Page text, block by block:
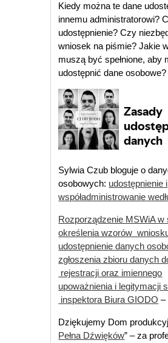
Kiedy można te dane
innemu administratorowi?
udostępnienie? Czy
wniosek na piśmie? Jakie
muszą być spełnione, aby
udostępnić dane osobowe?
Sylwia Czub bloguje o
osobowych: udostępnienie i
współadministrowanie
Rozporządzenie MSWiA w
określenia wzorów
udostępnienie danych
zgłoszenia zbioru danych
rejestracji oraz imiennego
upoważnienia i legitymacji
inspektora Biura GIODO –
Dziękujemy Dom
Pełna Dźwięków” – za